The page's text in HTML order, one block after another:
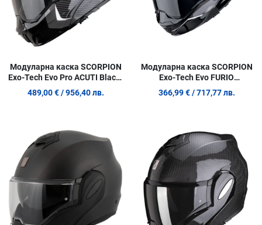
Модуларна каска SCORPION
Exo-Tech Evo Pro ACUTI Black-
Silver
489,00 € / 956,40 лв.
Модуларна каска SCORPION
Exo-Tech Evo FURIO
BLACK/RED
366,99 € / 717,77 лв.
Добави в любими
Сравни продукт
Quick View